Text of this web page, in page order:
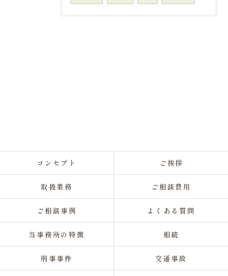
コンセプト ご挨拶
取扱業務 ご相談費用
ご相談事例 よくある質問
当事務所の特徴 相続
刑事事件 交通事故